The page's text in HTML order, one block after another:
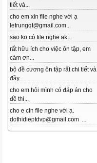
tiết và...
cho em xin file nghe với ạ
letrungqt@gmail.com...
sao ko có file nghe ak...
rất hữu ích cho việc ôn tập, em
cám ơn...
bộ đề cương ôn tập rất chi tiết và
đầy...
cho em hỏi mình có đáp án cho
đề thi...
cho e cin file nghe với ạ.
dothidieptdvp@gmail.com ...